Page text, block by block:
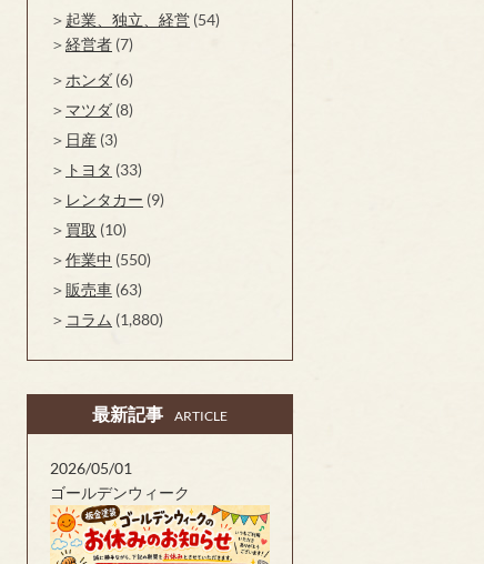
起業、独立、経営 (54)
経営者 (7)
ホンダ (6)
マツダ (8)
日産 (3)
トヨタ (33)
レンタカー (9)
買取 (10)
作業中 (550)
販売車 (63)
コラム (1,880)
最新記事 ARTICLE
2026/05/01
ゴールデンウィーク